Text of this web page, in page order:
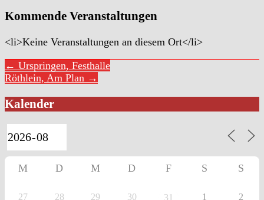
Kommende Veranstaltungen
<li>Keine Veranstaltungen an diesem Ort</li>
← Urspringen, Festhalle
Röthlein, Am Plan →
Kalender
M D M D F S S
27 28 29 30 31 1 2